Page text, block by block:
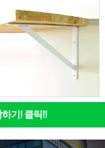
기! 클릭!!